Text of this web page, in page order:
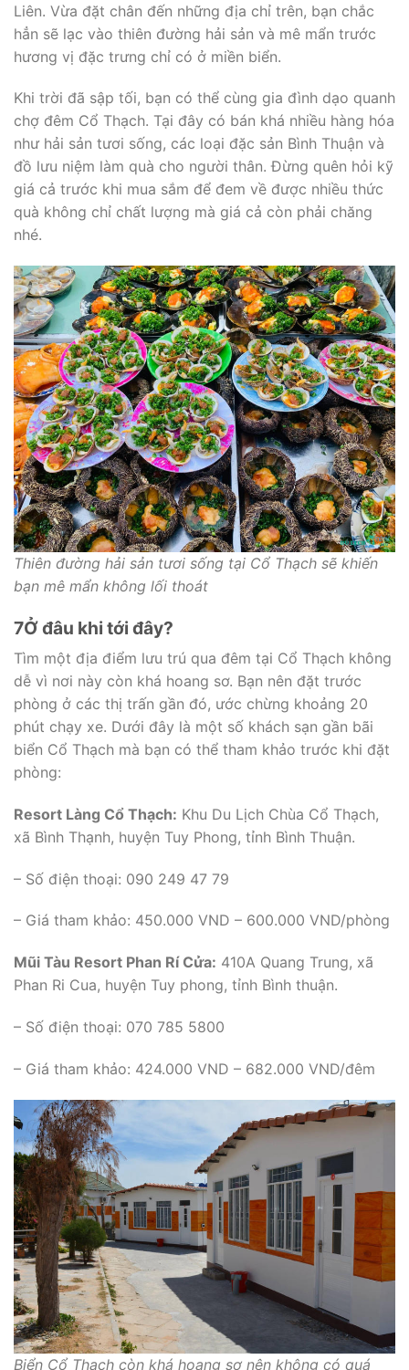
Liên. Vừa đặt chân đến những địa chỉ trên, bạn chắc
hẳn sẽ lạc vào thiên đường hải sản và mê mẩn trước
hương vị đặc trưng chỉ có ở miền biển.
Khi trời đã sập tối, bạn có thể cùng gia đình dạo quanh
chợ đêm Cổ Thạch. Tại đây có bán khá nhiều hàng hóa
như hải sản tươi sống, các loại đặc sản Bình Thuận và
đồ lưu niệm làm quà cho người thân. Đừng quên hỏi kỹ
giá cả trước khi mua sắm để đem về được nhiều thức
quà không chỉ chất lượng mà giá cả còn phải chăng
nhé.
Thiên đường hải sản tươi sống tại Cổ Thạch sẽ khiến
bạn mê mẩn không lối thoát
7Ở đâu khi tới đây?
Tìm một địa điểm lưu trú qua đêm tại Cổ Thạch không
dễ vì nơi này còn khá hoang sơ. Bạn nên đặt trước
phòng ở các thị trấn gần đó, ước chừng khoảng 20
phút chạy xe. Dưới đây là một số khách sạn gần bãi
biển Cổ Thạch mà bạn có thể tham khảo trước khi đặt
phòng:
Resort Làng Cổ Thạch: Khu Du Lịch Chùa Cổ Thạch,
xã Bình Thạnh, huyện Tuy Phong, tỉnh Bình Thuận.
– Số điện thoại: 090 249 47 79
– Giá tham khảo: 450.000 VND – 600.000 VND/phòng
Mũi Tàu Resort Phan Rí Cửa: 410A Quang Trung, xã
Phan Ri Cua, huyện Tuy phong, tỉnh Bình thuận.
– Số điện thoại: 070 785 5800
– Giá tham khảo: 424.000 VND – 682.000 VND/đêm
Biển Cổ Thạch còn khá hoang sơ nên không có quá